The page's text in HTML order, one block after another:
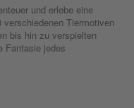
und erlebe eine
Tiermotiven
bis hin zu verspielten
Fantasie jedes